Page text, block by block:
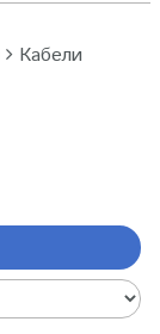
Кабели